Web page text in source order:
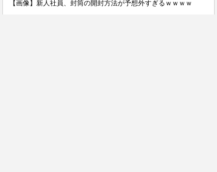
【画像】新人社員、封筒の開封方法が予想外すぎるｗｗｗｗ